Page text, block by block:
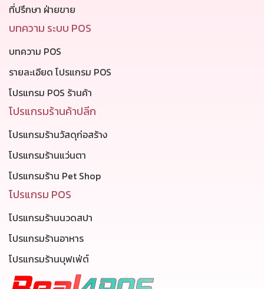
ที่ปรึกษา ฝ่ายขาย
บทความ ระบบ POS
บทความ POS
รายละเอียด โปรแกรม POS
โปรแกรม POS ร้านค้า
โปรแกรมร้านค้าปลีก
โปรแกรมร้านวัสดุก่อสร้าง
โปรแกรมร้านแว่นตา
โปรแกรมร้าน Pet Shop
โปรแกรม POS
โปรแกรมร้านนวดสปา
โปรแกรมร้านอาหาร
โปรแกรมร้านบุฟเฟ่ต์